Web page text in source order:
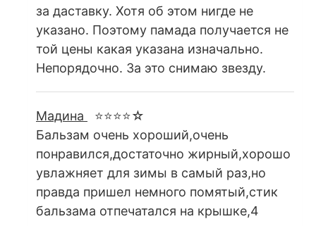
за даставку. Хотя об этом нигде не
указано. Поэтому памада получается не
той цены какая указана изначально.
Непорядочно. За это снимаю звезду.
Мадина
⭐⭐⭐⭐☆
Бальзам очень хороший,очень
понравился,достаточно жирный,хорошо
увлажняет для зимы в самый раз,но
правда пришел немного помятый,стик
бальзама отпечатался на крышке,4